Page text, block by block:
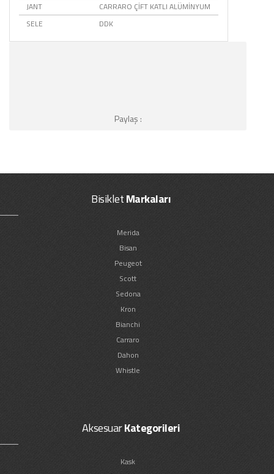
JANT
CARRARO ÇİFT KATLI ALÜMİNYUM
SELE
DDK
Paylaş :
BisikletMarkaları
Merida
Bisan
Peugeot
Scott
Sedona
Kron
Bianchi
Carraro
Dahon
Whistle
AksesuarKategorileri
Kask